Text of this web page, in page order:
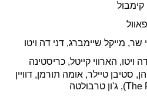
קימבול
פאוול
שר, מייקל שיימברג, דני דה ויטו
ויטו, הארווי קייטל, כריסטינה
, סטיבן טיילר, אומה תורמן, דוויין
, ג'ון טרבולטה